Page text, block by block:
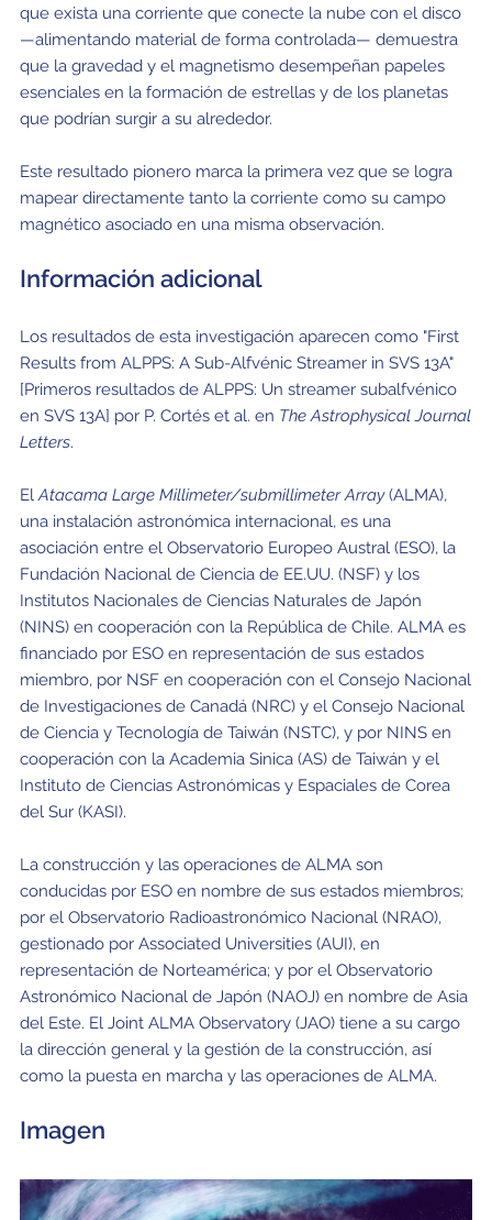
que exista una corriente que conecte la nube con el disco
—alimentando material de forma controlada— demuestra
que la gravedad y el magnetismo desempeñan papeles
esenciales en la formación de estrellas y de los planetas
que podrían surgir a su alrededor.
Este resultado pionero marca la primera vez que se logra
mapear directamente tanto la corriente como su campo
magnético asociado en una misma observación.
Información adicional
Los resultados de esta investigación aparecen como "First
Results from ALPPS: A Sub-Alfvénic Streamer in SVS 13A"
[Primeros resultados de ALPPS: Un streamer subalfvénico
en SVS 13A] por P. Cortés et al. en The Astrophysical Journal
Letters.
ElAtacama Large Millimeter/submillimeter Array(ALMA),
una instalación astronómica internacional, es una
asociación entre el Observatorio Europeo Austral (ESO), la
Fundación Nacional de Ciencia de EE.UU. (NSF) y los
Institutos Nacionales de Ciencias Naturales de Japón
(NINS) en cooperación con la República de Chile. ALMA es
financiado por ESO en representación de sus estados
miembro, por NSF en cooperación con el Consejo Nacional
de Investigaciones de Canadá (NRC) y el Consejo Nacional
de Ciencia y Tecnología de Taiwán (NSTC), y por NINS en
cooperación con la Academia Sinica (AS) de Taiwán y el
Instituto de Ciencias Astronómicas y Espaciales de Corea
del Sur (KASI).
La construcción y las operaciones de ALMA son
conducidas por ESO en nombre de sus estados miembros;
por el Observatorio Radioastronómico Nacional (NRAO),
gestionado por Associated Universities (AUI), en
representación de Norteamérica; y por el Observatorio
Astronómico Nacional de Japón (NAOJ) en nombre de Asia
del Este. El Joint ALMA Observatory (JAO) tiene a su cargo
la dirección general y la gestión de la construcción, así
como la puesta en marcha y las operaciones de ALMA.
Imagen